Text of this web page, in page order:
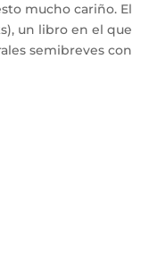
mucho cariño. El
un libro en el que
semibreves con